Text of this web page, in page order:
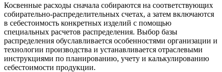
Косвенные расходы сначала собираются на соответствующих
собирательно-распределительных счетах, а затем включаются
в себестоимость конкретных изделий с помощью
специальных расчетов распределения. Выбор базы
распределения обуславливается особенностями организации и
технологии производства и устанавливается отраслевыми
инструкциями по планированию, учету и калькулированию
себестоимости продукции.